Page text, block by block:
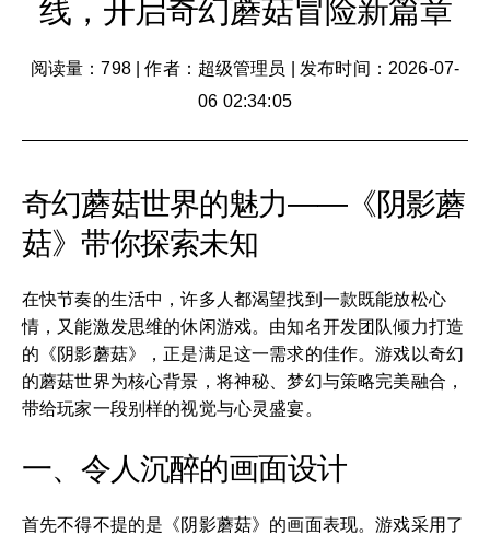
线，开启奇幻蘑菇冒险新篇章
阅读量：798|作者：超级管理员
发布时间：2026-07-
06 02:34:05
奇幻蘑菇世界的魅力——《阴影蘑
菇》带你探索未知
在快节奏的生活中，许多人都渴望找到一款既能放松心
情，又能激发思维的休闲游戏。由知名开发团队倾力打造
的《阴影蘑菇》，正是满足这一需求的佳作。游戏以奇幻
的蘑菇世界为核心背景，将神秘、梦幻与策略完美融合，
带给玩家一段别样的视觉与心灵盛宴。
一、令人沉醉的画面设计
首先不得不提的是《阴影蘑菇》的画面表现。游戏采用了